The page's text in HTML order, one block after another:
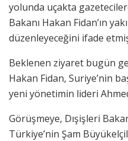
yolunda uçakta
Bakanı Hakan Fidan’ın
düzenleyeceğini ifade
Beklenen ziyaret bugün
Hakan Fidan, Suriye’nin
yeni yönetimin lideri
Görüşmeye, Dışişleri
Türkiye’nin Şam